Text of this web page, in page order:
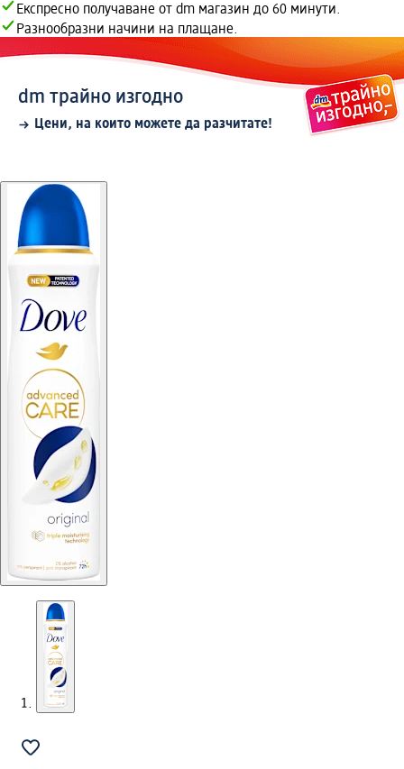
Експресно получаване от dm магазин до 60 минути.
Разнообразни начини на плащане.
dm трайно изгодно
Цени, на които можете да разчитате!